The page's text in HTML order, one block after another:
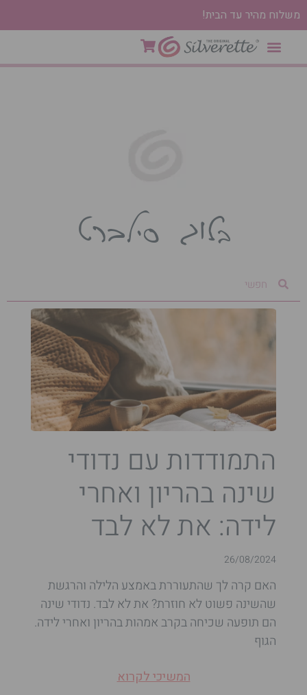
משלוח מהיר עד הבית!
בלוג סילברט
התמודדות עם נדודי
שינה בהריון ואחרי
לידה: את לא לבד
26/08/2024
האם קרה לך שהתעוררת באמצע הלילה והרגשת
שהשינה פשוט לא חוזרת? את לא לבד. נדודי שינה
הם תופעה שכיחה בקרב אמהות בהריון ואחרי לידה.
הגוף
המשיכי לקרוא